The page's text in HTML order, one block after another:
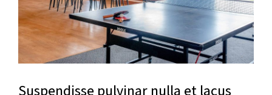
Suspendisse pulvinar nulla et lacus